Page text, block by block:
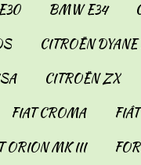
BMW E34
CITROËN
CITROËN ZX
FIAT CROMA
ORION MK III